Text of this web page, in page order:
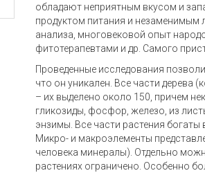
обладают неприятным вкусом и
продуктом питания и незаменимым
анализа, многовековой опыт
фитотерапевтами и др. Самого
Проведенные исследования
что он уникален. Все части дерева
– их выделено около 150, причем
гликозиды, фосфор, железо, из
энзимы. Все части растения
Микро- и макроэлементы
человека минералы). Отдельно
растениях ограничено. Особенно